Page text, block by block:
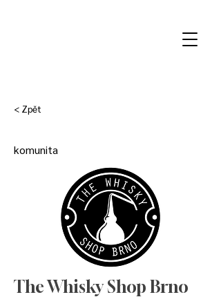
< Zpět
komunita
The Whisky Shop Brno